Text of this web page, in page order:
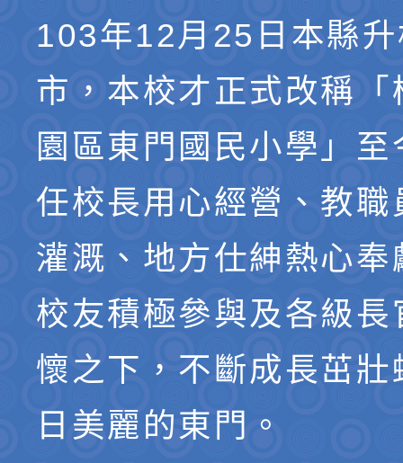
103年12月25日本縣
市，本校才正式改稱「
園區東門國民小學」
任校長用心經營、教職
灌溉、地方仕紳熱心奉
校友積極參與及各級長
懷之下，不斷成長茁壯
日美麗的東門。